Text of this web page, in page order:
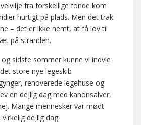
fra forskellige fonde kom
hurtigt på plads. Men det trak
– det er ikke nemt, at få lov til
på stranden.
sidste sommer kunne vi indvie
store nye legeskib
renoverede legehuse og
en dejlig dag med kanonsalver,
Mange mennesker var mødt
dejlig dag.